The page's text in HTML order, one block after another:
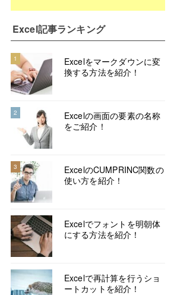
Excel記事ランキング
1
Excelをマークダウンに変
換する方法を紹介！
2
Excelの画面の要素の名称
をご紹介！
3
ExcelのCUMPRINC関数の
使い方を紹介！
Excelでフォントを明朝体
にする方法を紹介！
Excelで再計算を行うショ
ートカットを紹介！